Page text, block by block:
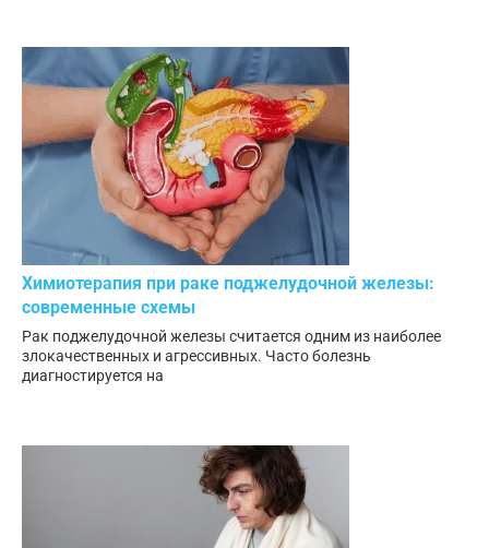
Химиотерапия при раке поджелудочной железы:
современные схемы
Рак поджелудочной железы считается одним из наиболее
злокачественных и агрессивных. Часто болезнь
диагностируется на